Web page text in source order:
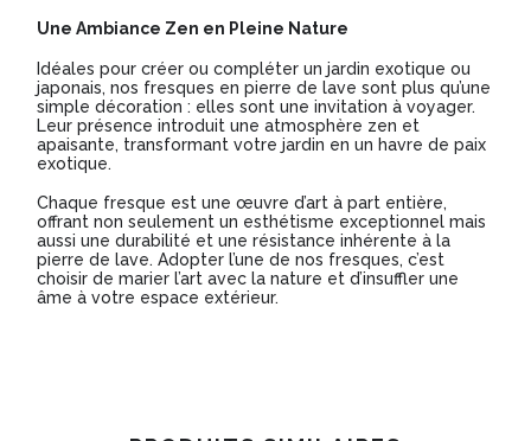
Une Ambiance Zen en Pleine Nature
Idéales pour créer ou compléter un jardin exotique ou
japonais, nos fresques en pierre de lave sont plus qu’une
simple décoration : elles sont une invitation à voyager.
Leur présence introduit une atmosphère zen et
apaisante, transformant votre jardin en un havre de paix
exotique.
Chaque fresque est une œuvre d’art à part entière,
offrant non seulement un esthétisme exceptionnel mais
aussi une durabilité et une résistance inhérente à la
pierre de lave. Adopter l’une de nos fresques, c’est
choisir de marier l’art avec la nature et d’insuffler une
âme à votre espace extérieur.